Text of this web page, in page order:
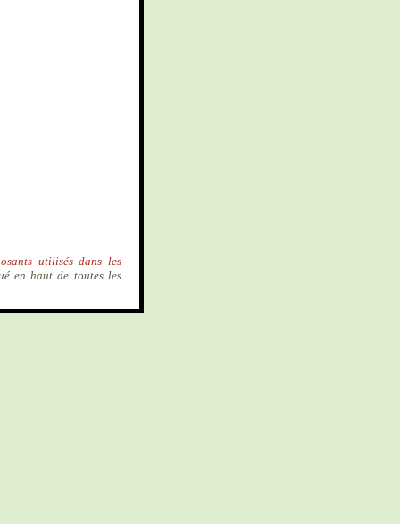
utilisés dans les
en haut de toutes les